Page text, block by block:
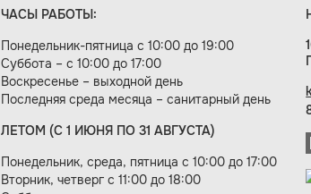
ЧАСЫ РАБОТЫ:
Понедельник-пятница с 10:00 до 19:00
Суббота – с 10:00 до 17:00
Воскресенье – выходной день
Последняя среда месяца – санитарный день
ЛЕТОМ (С 1 ИЮНЯ ПО 31 АВГУСТА)
Понедельник, среда, пятница с 10:00 до 17:00
Вторник, четверг с 11:00 до 18:00
студия «Цифровой век»